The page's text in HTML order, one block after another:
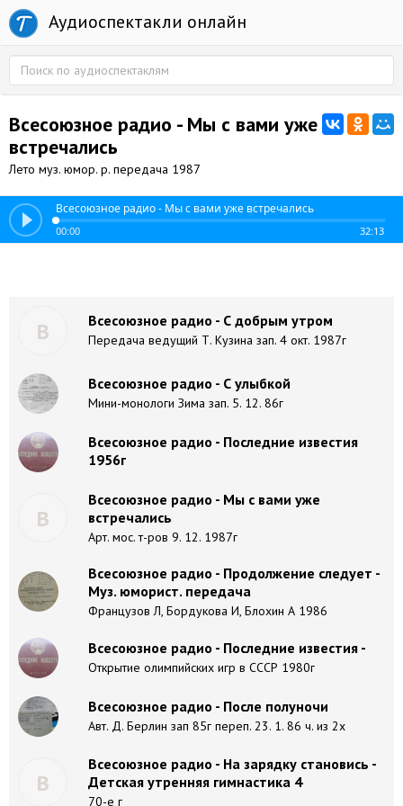
Аудиоспектакли онлайн
Всесоюзное радио - Мы с вами уже
встречались
Лето муз. юмор. р. передача 1987
Всесоюзное радио - Мы с вами уже встречались
00:00 32:13
В Всесоюзное радио - С добрым утром
Передача ведущий Т. Кузина зап. 4 окт. 1987г
Всесоюзное радио - С улыбкой
Мини-монологи Зима зап. 5. 12. 86г
Всесоюзное радио - Последние известия
1956г
В
Всесоюзное радио - Мы с вами уже
встречались
Арт. мос. т-ров 9. 12. 1987г
Всесоюзное радио - Продолжение следует -
Муз. юморист. передача
Французов Л, Бордукова И, Блохин А 1986
Всесоюзное радио - Последние известия -
Открытие олимпийских игр в СССР 1980г
Всесоюзное радио - После полуночи
Авт. Д. Берлин зап 85г переп. 23. 1. 86 ч. из 2х
В
Всесоюзное радио - На зарядку становись -
Детская утренняя гимнастика 4
70-е г